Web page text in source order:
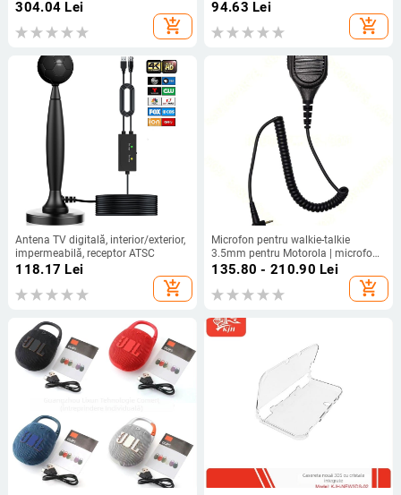
model SK-1117, compatibil cu
Logitech G29/G27/G25/G923, ABS
+ aliaj de aluminiu, 0,5 kg
304.04 Lei
add_shopping_cart
compatibilitate cu Europa, America
94.63 Lei
add_shopping_cart
Antena TV digitală, interior/exterior,
impermeabilă, receptor ATSC
118.17 Lei
add_shopping_cart
Microfon pentru walkie-talkie
3.5mm pentru Motorola | microfon
de mână/umăr | fără baterie | rază
1,5–3 km | conector audio 3,5mm
135.80 - 210.90 Lei
add_shopping_cart